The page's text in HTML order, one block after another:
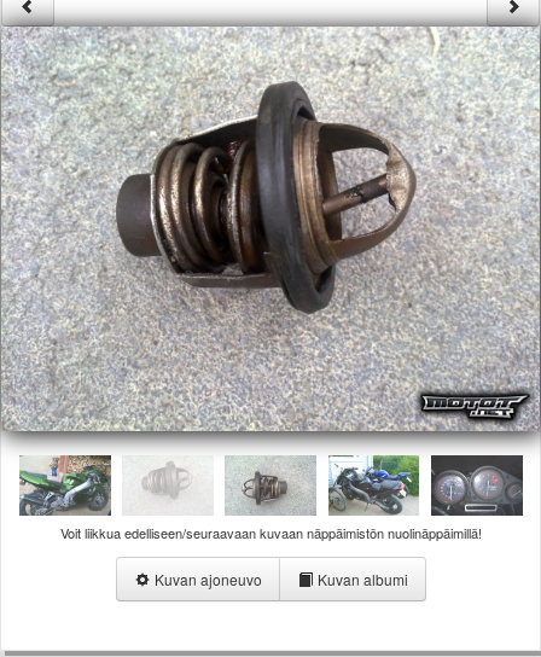
Säännöt ja ohjeet
Uudet ajoneuvot
Uudet kuvat
Uudet videot
Uudet kommentit
MYYDÄÄN
Haku
Ohjeet
Ajoneuvot
Osat
TIETOPANKKI
TAPAHTUMAT
MP15 kuvia
MP14 kuvia
MP13 kuvia
ACS 2015 kuvia
Lisää uusi tapahtuma
UUTISET
Valitse paikkakunta
Helsingin sää
Voit liikkua edelliseen/seuraavaan kuvaan näppäimistön nuolinäppäimillä!
Kuvan ajoneuvo Kuvan albumi